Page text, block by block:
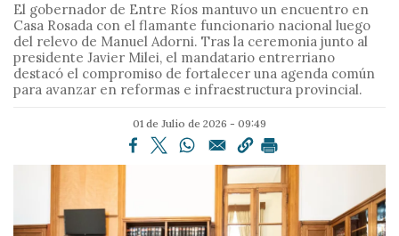
n
t
e
n
d
i
El gobernador de Entre Ríos mantuvo un encuentro en
Casa Rosada con el flamante funcionario nacional luego
del relevo de Manuel Adorni. Tras la ceremonia junto al
presidente Javier Milei, el mandatario entrerriano
destacó el compromiso de fortalecer una agenda común
para avanzar en reformas e infraestructura provincial.
01 de Julio de 2026 - 09:49